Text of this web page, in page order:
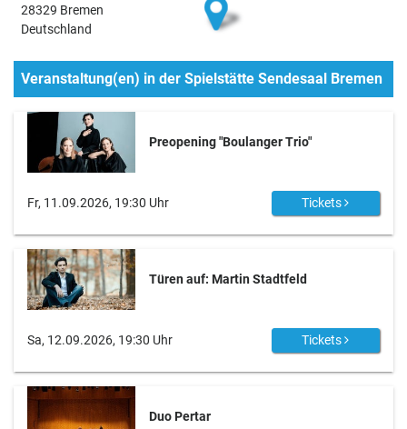
28329 Bremen
Deutschland
Veranstaltung(en) in der Spielstätte Sendesaal Bremen
Preopening "Boulanger Trio"
Fr, 11.09.2026, 19:30 Uhr Tickets
Türen auf: Martin Stadtfeld
Sa, 12.09.2026, 19:30 Uhr Tickets
Duo Pertar